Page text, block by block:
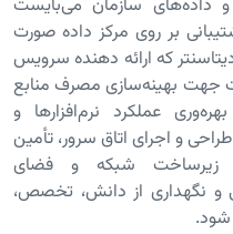
داده‌های سازمان می‌بایست
بر روی مرکز داده صورت
که ارائه دهنده سرویس‌
است جهت بهینه‌سازی مصرف منابع
عملکرد نرم‌افزارها و
و اجرای اتاق سرور، تأمین
زیرساخت شبکه و فضای
و نگهداری از دانش، تخصص،
شود.